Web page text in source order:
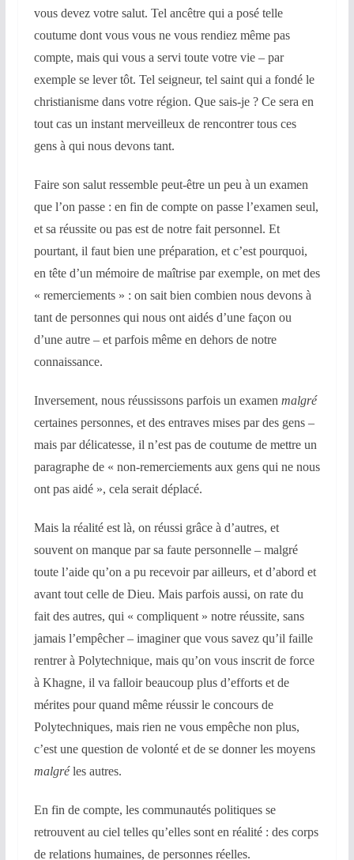
vous devez votre salut. Tel ancêtre qui a posé telle
coutume dont vous vous ne vous rendiez même pas
compte, mais qui vous a servi toute votre vie – par
exemple se lever tôt. Tel seigneur, tel saint qui a fondé le
christianisme dans votre région. Que sais-je ? Ce sera en
tout cas un instant merveilleux de rencontrer tous ces
gens à qui nous devons tant.
Faire son salut ressemble peut-être un peu à un examen
que l’on passe : en fin de compte on passe l’examen seul,
et sa réussite ou pas est de notre fait personnel. Et
pourtant, il faut bien une préparation, et c’est pourquoi,
en tête d’un mémoire de maîtrise par exemple, on met des
« remerciements » : on sait bien combien nous devons à
tant de personnes qui nous ont aidés d’une façon ou
d’une autre – et parfois même en dehors de notre
connaissance.
Inversement, nous réussissons parfois un examen malgré
certaines personnes, et des entraves mises par des gens –
mais par délicatesse, il n’est pas de coutume de mettre un
paragraphe de « non-remerciements aux gens qui ne nous
ont pas aidé », cela serait déplacé.
Mais la réalité est là, on réussi grâce à d’autres, et
souvent on manque par sa faute personnelle – malgré
toute l’aide qu’on a pu recevoir par ailleurs, et d’abord et
avant tout celle de Dieu. Mais parfois aussi, on rate du
fait des autres, qui « compliquent » notre réussite, sans
jamais l’empêcher – imaginer que vous savez qu’il faille
rentrer à Polytechnique, mais qu’on vous inscrit de force
à Khagne, il va falloir beaucoup plus d’efforts et de
mérites pour quand même réussir le concours de
Polytechniques, mais rien ne vous empêche non plus,
c’est une question de volonté et de se donner les moyens
malgréles autres.
En fin de compte, les communautés politiques se
retrouvent au ciel telles qu’elles sont en réalité : des corps
de relations humaines, de personnes réelles.